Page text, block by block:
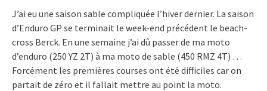
J’ai eu une saison sable compliquée l’hiver dernier. La saison
d’Enduro GP se terminait le week-end précédent le beach-
cross Berck. En une semaine j’ai dû passer de ma moto
d’enduro (250 YZ 2T) à ma moto de sable (450 RMZ 4T) …
Forcément les premières courses ont été difficiles car on
partait de zéro et il fallait mettre au point la moto.